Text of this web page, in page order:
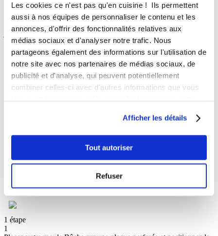
Les cookies ce n'est pas qu'en cuisine ! Ils permettent
aussi à nos équipes de personnaliser le contenu et les
annonces, d'offrir des fonctionnalités relatives aux
médias sociaux et d'analyser notre trafic. Nous
partageons également des informations sur l'utilisation de
notre site avec nos partenaires de médias sociaux, de
publicité et d'analyse, qui peuvent potentiellement
combiner celles-ci avec d'autres informations que vous
Afficher les détails
Tout autoriser
Refuser
2 étapes
Réhydratez la gélatine 10 minutes dans de l’eau froide. Fouettez les
jaunes d’oeufs avec les 10 g de sucre dans une casserole. Versez la
crème de coco et le lait d’amande et faites cuire l’ensemble à 85°C.
Filtrez à travers un tamis puis ajoutez la gélatine essorée. Faites
refroidir la bavaroise sur un bain-marie d’eau froide et de glaçons.
Dans une petite casserole, versez l’eau et les 160 g de sucre puis
faites cuire à 118°C.
Battez la meringue obtenue jusqu’à complet refroidissement.
Ajoutez en plusieurs fois les 200 g de meringue dans la bavaroise
1 étape
1